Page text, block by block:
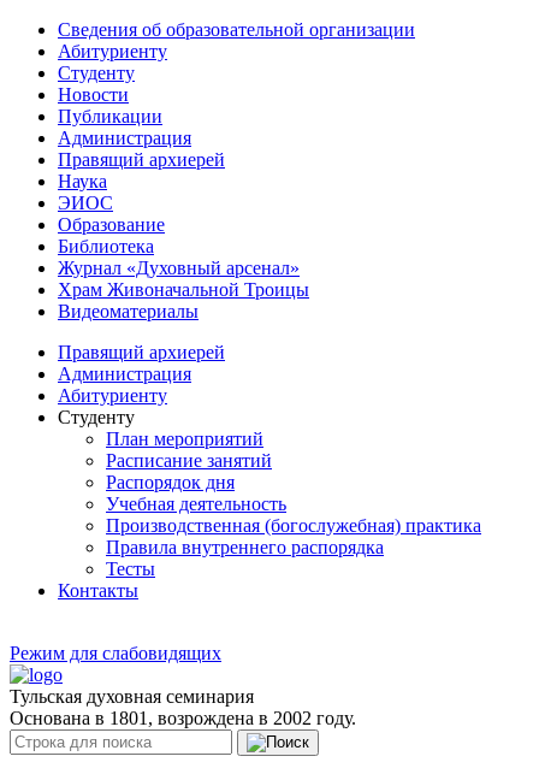
Сведения об образовательной организации
Абитуриенту
Студенту
Новости
Публикации
Администрация
Правящий архиерей
Наука
ЭИОС
Образование
Библиотека
Журнал «Духовный арсенал»
Храм Живоначальной Троицы
Видеоматериалы
Правящий архиерей
Администрация
Абитуриенту
Студенту
План мероприятий
Расписание занятий
Распорядок дня
Учебная деятельность
Производственная (богослужебная) практика
Правила внутреннего распорядка
Тесты
Контакты
Режим для слабовидящих
Тульская духовная семинария
Основана в 1801, возрождена в 2002 году.